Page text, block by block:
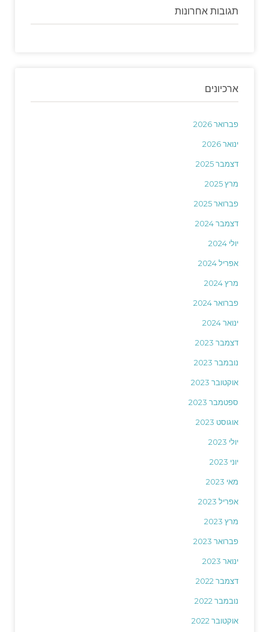
תגובות אחרונות
ארכיונים
פברואר 2026
ינואר 2026
דצמבר 2025
מרץ 2025
פברואר 2025
דצמבר 2024
יולי 2024
אפריל 2024
מרץ 2024
פברואר 2024
ינואר 2024
דצמבר 2023
נובמבר 2023
אוקטובר 2023
ספטמבר 2023
אוגוסט 2023
יולי 2023
יוני 2023
מאי 2023
אפריל 2023
מרץ 2023
פברואר 2023
ינואר 2023
דצמבר 2022
נובמבר 2022
אוקטובר 2022